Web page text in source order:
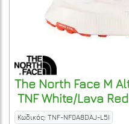
The North Face M
TNF White/Lava Red
Κωδικός: TNF-NF0A8DAJ-L5I